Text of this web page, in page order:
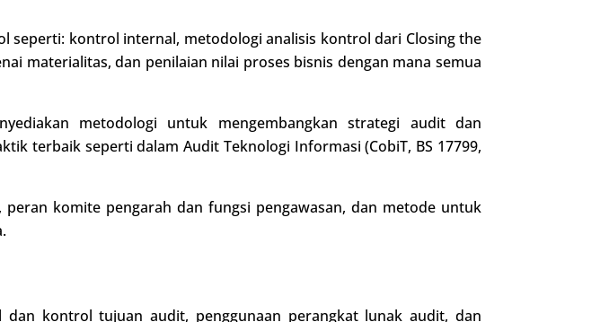
seperti: kontrol internal, metodologi analisis kontrol dari Closing the
materialitas, dan penilaian nilai proses bisnis dengan mana semua
metodologi untuk mengembangkan strategi audit dan
terbaik seperti dalam Audit Teknologi Informasi (CobiT, BS 17799,
komite pengarah dan fungsi pengawasan, dan metode untuk
kontrol tujuan audit, penggunaan perangkat lunak audit, dan